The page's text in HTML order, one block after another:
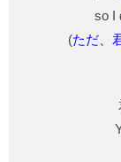
so I
(ただ、